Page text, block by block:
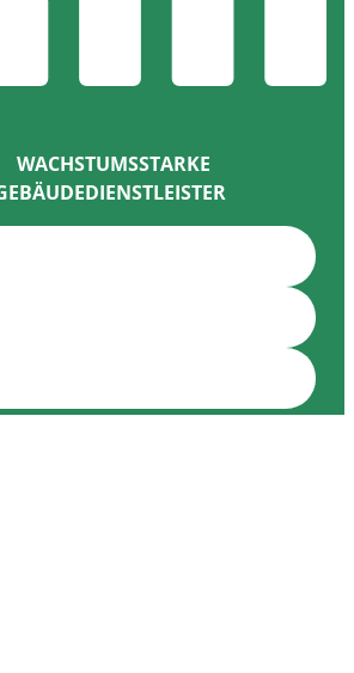
WACHSTUMSSTARKE